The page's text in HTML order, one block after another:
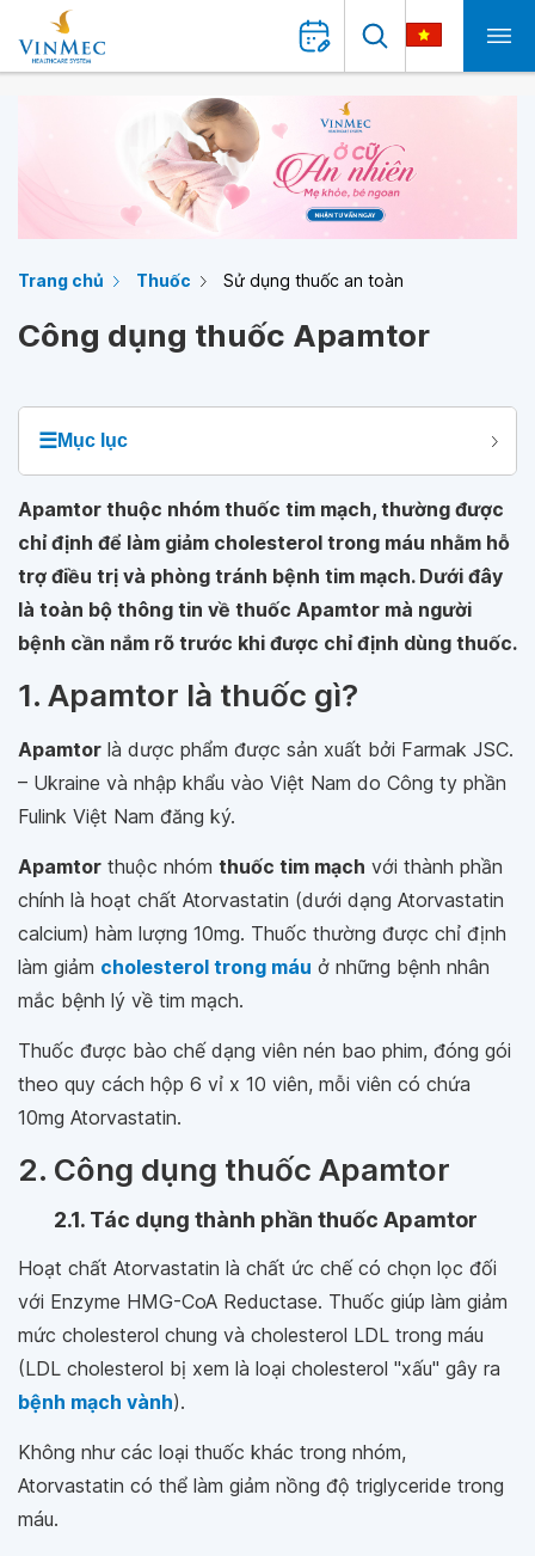
Trang chủ Thuốc Sử dụng thuốc an toàn
Công dụng thuốc Apamtor
☰Mục lục
Apamtor thuộc nhóm thuốc tim mạch, thường được
chỉ định để làm giảm cholesterol trong máu nhằm hỗ
trợ điều trị và phòng tránh bệnh tim mạch. Dưới đây
là toàn bộ thông tin về thuốc Apamtor mà người
bệnh cần nắm rõ trước khi được chỉ định dùng thuốc.
1. Apamtor là thuốc gì?
Apamtor là dược phẩm được sản xuất bởi Farmak JSC.
– Ukraine và nhập khẩu vào Việt Nam do Công ty phần
Fulink Việt Nam đăng ký.
Apamtor thuộc nhóm thuốc tim mạch với thành phần
chính là hoạt chất Atorvastatin (dưới dạng Atorvastatin
calcium) hàm lượng 10mg. Thuốc thường được chỉ định
làm giảm cholesterol trong máu ở những bệnh nhân
mắc bệnh lý về tim mạch.
Thuốc được bào chế dạng viên nén bao phim, đóng gói
theo quy cách hộp 6 vỉ x 10 viên, mỗi viên có chứa
10mg Atorvastatin.
2. Công dụng thuốc Apamtor
2.1. Tác dụng thành phần thuốc Apamtor
Hoạt chất Atorvastatin là chất ức chế có chọn lọc đối
với Enzyme HMG-CoA Reductase. Thuốc giúp làm giảm
mức cholesterol chung và cholesterol LDL trong máu
(LDL cholesterol bị xem là loại cholesterol "xấu" gây ra
bệnh mạch vành).
Không như các loại thuốc khác trong nhóm,
Atorvastatin có thể làm giảm nồng độ triglyceride trong
máu.